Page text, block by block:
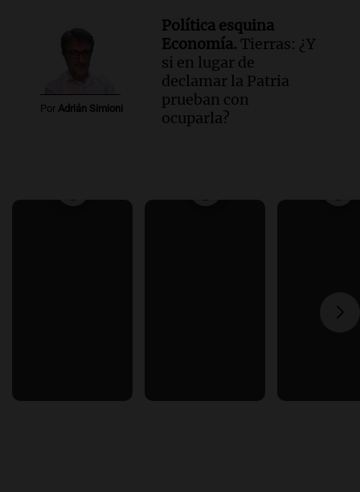
Por Adrián Simioni
Política esquina
Economía. Tierras: ¿Y
si en lugar de
declamar la Patria
prueban con
ocuparla?